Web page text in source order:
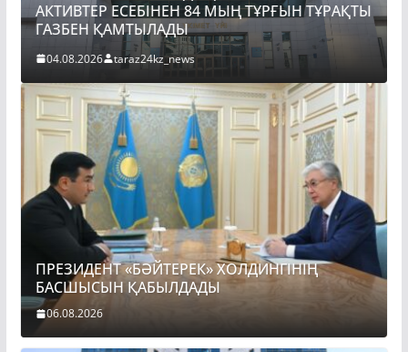
АКТИВТЕР ЕСЕБІНЕН 84 МЫҢ ТҰРҒЫН ТҰРАҚТЫ
ГАЗБЕН ҚАМТЫЛАДЫ
04.08.2026 taraz24kz_news
ПРЕЗИДЕНТ «БӘЙТЕРЕК» ХОЛДИНГІНІҢ
БАСШЫСЫН ҚАБЫЛДАДЫ
06.08.2026